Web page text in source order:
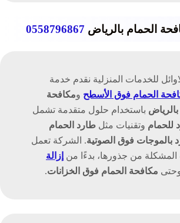
الحمام بالرياض 0558796867
للخدمات المنزلية نقدم خدمة
الحمام فوق الأسطح ومكافحة
باستخدام حلول متقدمة تشمل
للحمام وتقنيات مثل طارد الحمام
بالموجات فوق الصوتية. الشركة تعمل
المشكلة من جذورها، بدءًا من إزالة
مكافحة الحمام فوق الخزانات.